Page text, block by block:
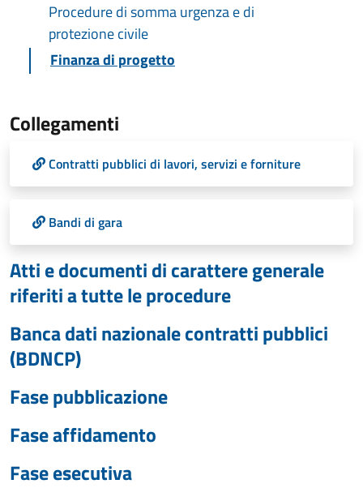
Procedure di somma urgenza e di
protezione civile
Finanza di progetto
Collegamenti
Contratti pubblici di lavori, servizi e forniture
Bandi di gara
Atti e documenti di carattere generale
riferiti a tutte le procedure
Banca dati nazionale contratti pubblici
(BDNCP)
Fase pubblicazione
Fase affidamento
Fase esecutiva